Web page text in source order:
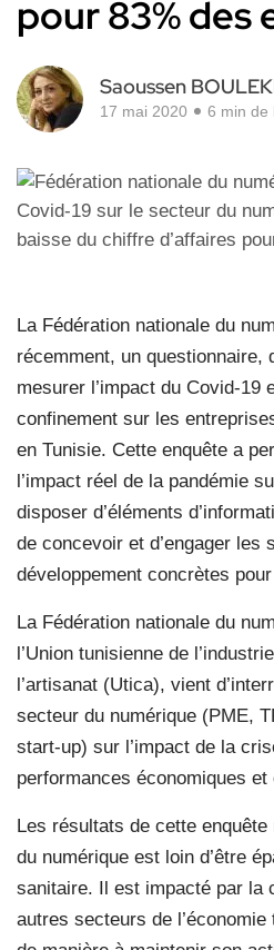
pour 83% des
Saoussen
17 mai 2020 6 min de
La Fédération nationale du
récemment, un questionnaire,
mesurer l’impact du Covid-19
confinement sur les
en Tunisie. Cette enquête a
l’impact réel de la pandémie
disposer d’éléments
de concevoir et d’engager les
développement concrètes
La Fédération nationale du
l’Union tunisienne de
l’artisanat (Utica), vient
secteur du numérique (PME,
start-up) sur l’impact de la
performances économiques
Les résultats de cette
du numérique est loin d’être
sanitaire. Il est impacté par la
autres secteurs de l’économie